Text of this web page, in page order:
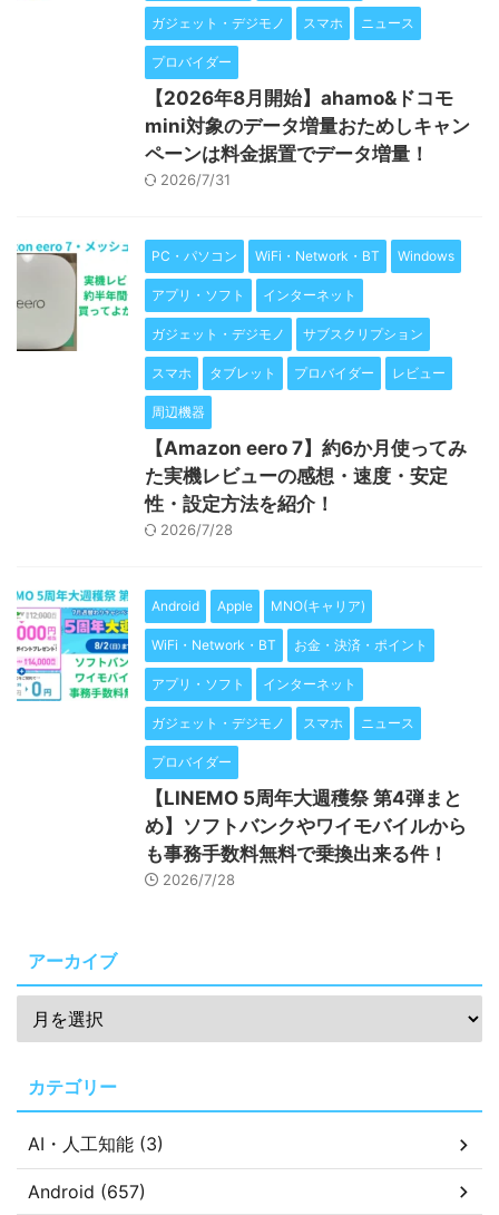
ガジェット・デジモノ スマホ ニュース
プロバイダー
【2026年8月開始】ahamo&ドコモ
mini対象のデータ増量おためしキャン
ペーンは料金据置でデータ増量！
2026/7/31
PC・パソコン WiFi・Network・BT Windows
アプリ・ソフト インターネット
ガジェット・デジモノ サブスクリプション
スマホ タブレット プロバイダー レビュー
周辺機器
【Amazon eero 7】約6か月使ってみ
た実機レビューの感想・速度・安定
性・設定方法を紹介！
2026/7/28
Android Apple MNO(キャリア)
WiFi・Network・BT お金・決済・ポイント
アプリ・ソフト インターネット
ガジェット・デジモノ スマホ ニュース
プロバイダー
【LINEMO 5周年大週穫祭 第4弾まと
め】ソフトバンクやワイモバイルから
も事務手数料無料で乗換出来る件！
2026/7/28
アーカイブ
カテゴリー
AI・人工知能 (3)
Android (657)